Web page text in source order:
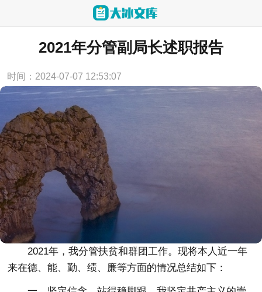
当前位置： 首页 > 述职报告
2021年分管副局长述职报告
时间：2024-07-07 12:53:07
2021年，我分管扶贫和群团工作。现将本人近一年
来在德、能、勤、绩、廉等方面的情况总结如下：